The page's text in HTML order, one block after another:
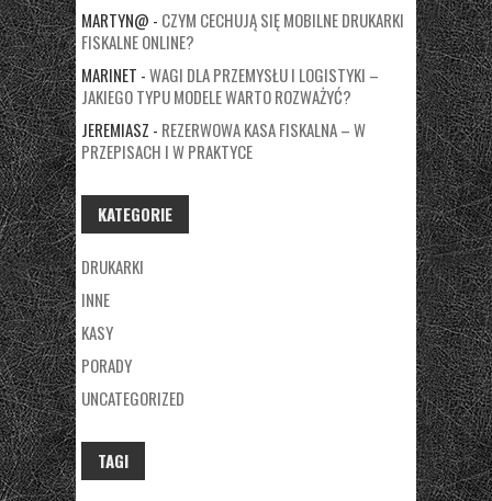
MARTYN@ - CZYM CECHUJĄ SIĘ MOBILNE DRUKARKI
FISKALNE ONLINE?
MARINET -WAGI DLA PRZEMYSŁU I LOGISTYKI –
JAKIEGO TYPU MODELE WARTO ROZWAŻYĆ?
JEREMIASZ - REZERWOWA KASA FISKALNA – W
PRZEPISACH I W PRAKTYCE
KATEGORIE
DRUKARKI
INNE
KASY
PORADY
UNCATEGORIZED
TAGI